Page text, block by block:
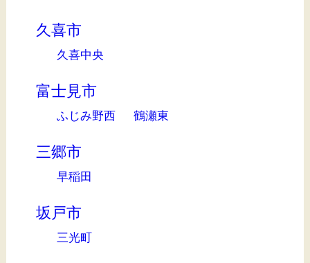
久喜市
久喜中央
富士見市
ふじみ野西 鶴瀬東
三郷市
早稲田
坂戸市
三光町